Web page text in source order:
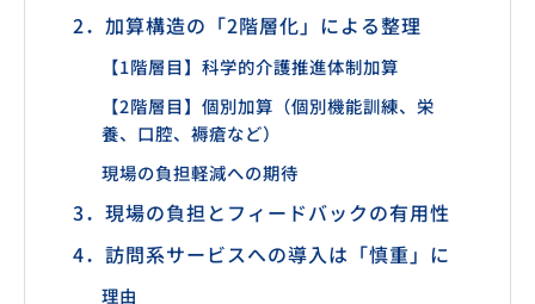
2．加算構造の「2階層化」による整理
【1階層目】科学的介護推進体制加算
【2階層目】個別加算（個別機能訓練、栄
養、口腔、褥瘡など）
現場の負担軽減への期待
3．現場の負担とフィードバックの有用性
4．訪問系サービスへの導入は「慎重」に
理由